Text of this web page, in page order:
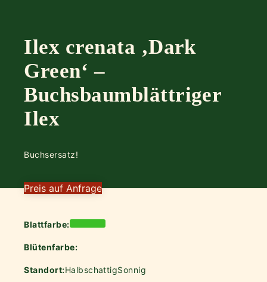
Ilex crenata ‚Dark
Green‘ –
Buchsbaumblättriger
Ilex
Buchsersatz!
Preis auf Anfrage
Blattfarbe:
Blütenfarbe:
Standort:HalbschattigSonnig